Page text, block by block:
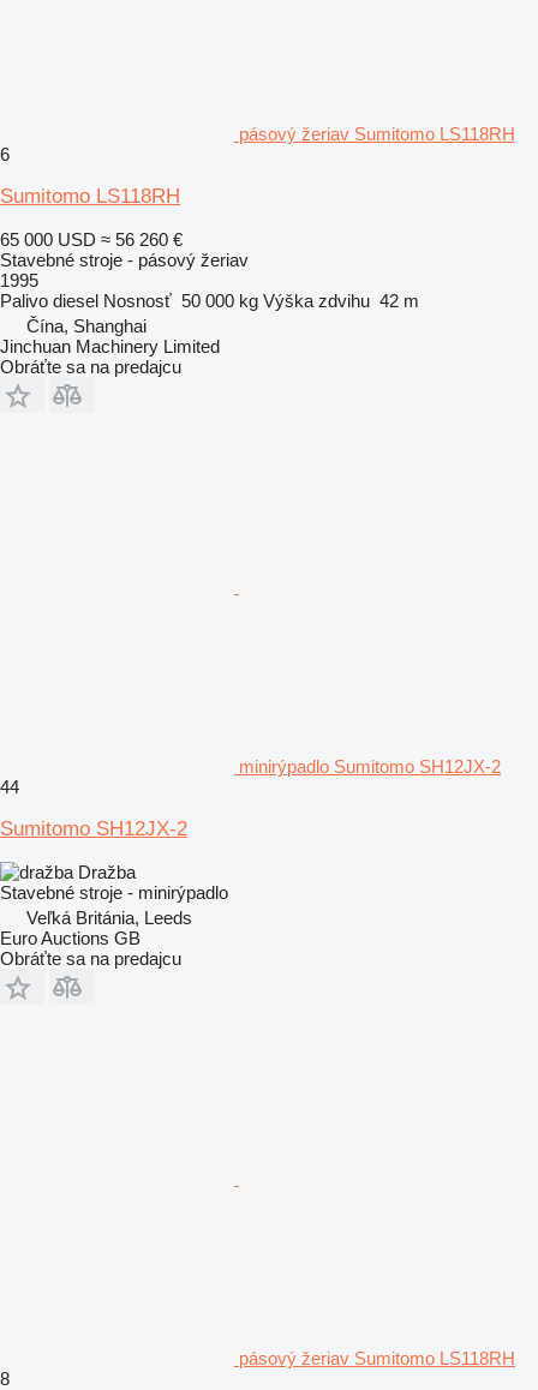
pásový žeriav Sumitomo LS118RH
6
Sumitomo LS118RH
65 000 USD ≈ 56 260 €
Stavebné stroje - pásový žeriav
1995
Palivo diesel Nosnosť 50 000 kg Výška zdvihu 42 m
Čína, Shanghai
Jinchuan Machinery Limited
Obráťte sa na predajcu
minirýpadlo Sumitomo SH12JX-2
44
Sumitomo SH12JX-2
Dražba
Stavebné stroje - minirýpadlo
Veľká Británia, Leeds
Euro Auctions GB
Obráťte sa na predajcu
pásový žeriav Sumitomo LS118RH
8